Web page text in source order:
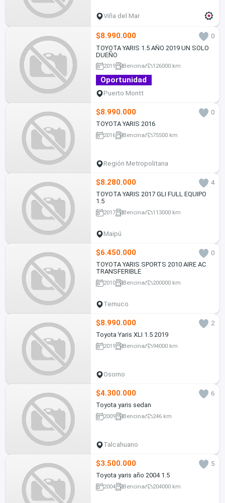
Viña del Mar
$8.990.000
0
TOYOTA YARIS 1.5 AÑO 2019 UN SOLO
DUEÑO
2019 Bencina 126000 km
Oportunidad
Puerto Montt
$8.990.000
0
TOYOTA YARIS 2016
2016 Bencina 75500 km
Región Metropolitana
$8.280.000
4
TOYOTA YARIS 2017 GLI FULL EQUIPO
1.5
2017 Bencina 113000 km
Maipú
$6.450.000
0
TOYOTA YARIS SPORTS 2010 AIRE AC
TRANSFERIBLE
2010 Bencina 200000 km
Temuco
$8.990.000
2
Toyota Yaris XLI 1.5 2019
2019 Bencina 94000 km
Osorno
$4.300.000
6
Toyota yaris sedan
2009 Bencina 246 km
Talcahuano
$3.500.000
5
Toyota yaris año 2004 1.5
2004 Bencina 204000 km